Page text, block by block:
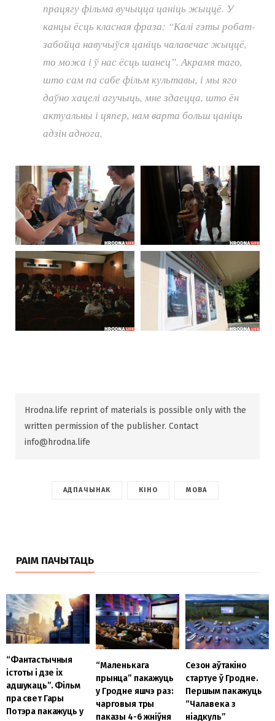
працягу фільма вучыцца цаніць жыццё. У
канцы ёсць класная фраза: “Калі гэты робат-
забойца навучыўся цаніць чалавечае жыццё,
то можа і ў нас ёсць шанец”. Акрамя таго,
што сам па сабе фільм культавы, і мы яго
даўно хацелі агучыць, мне здаецца, што ён
актуальны і цяпер, нам варта больш цаніць
адзін аднога.
Hrodna.life reprint of materials is possible only with the
written permission of the publisher. Contact
info@hrodna.life
АДПАЧЫНАК КІНО МОВА
РАІМ ПАЧЫТАЦЬ
“Фантастычныя
істоты і дзе іх
адшукаць”. Фільм
пра свет Гары
Потэра пакажуць у
“Маленькага
прынца” пакажуць
у Гродне яшчэ раз:
чарговыя тры
паказы 4-6 жніўня
Сезон аўтакіно
стартуе ў Гродне.
Першым пакажуць
“Чалавека з
ніадкуль”